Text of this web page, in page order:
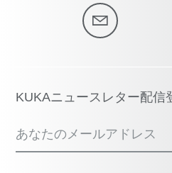
KUKAニュースレター配信
あなたのメールアドレス